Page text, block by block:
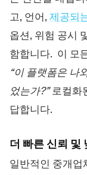
고, 언어, 제공되
옵션, 위험 공시
함합니다. 이 모
“이 플랫폼은 나
었는가?”로컬화
답합니다.
더 빠른 신뢰 및
일반적인 중개업